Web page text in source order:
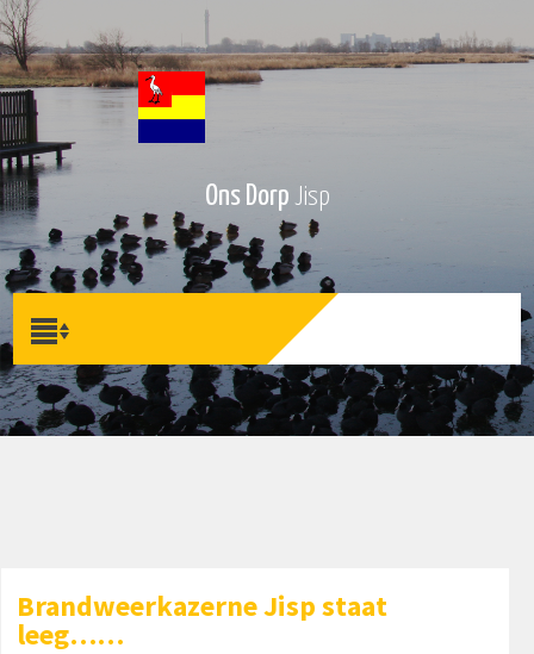
Ons Dorp Jisp
Brandweerkazerne Jisp staat
leeg……